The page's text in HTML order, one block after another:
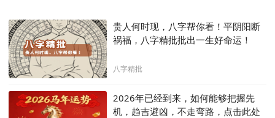
贵人何时现，八字帮你看！平阴阳断
祸福，八字精批批出一生好命运！
八字精批
2026年已经到来，如何能够把握先
机，趋吉避凶，不走弯路，点击此处